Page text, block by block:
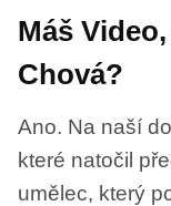
Máš
Chová?
Ano. Na naší
které natočil
umělec, který